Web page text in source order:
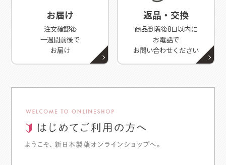
お届け
注文確認後
一週間前後で
お届け
返品・交換
商品到着後8日以内に
お電話で
お問い合わせください